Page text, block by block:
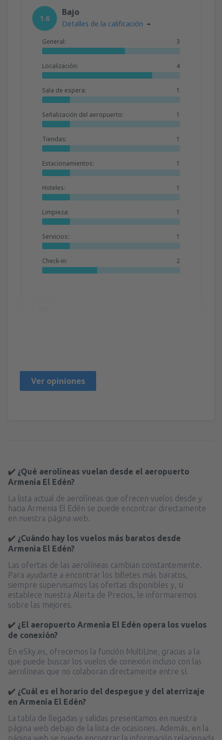
1.6
Bajo
Detalles de la calificación
General: 3
Localización: 4
Sala de espera: 1
Señalización del aeropuerto: 1
Tiendas: 1
Estacionamientos: 1
Hoteles: 1
Limpieza: 1
Servicios: 1
Check-in: 2
Ver opiniones
✔️ ¿Qué aerolíneas vuelan desde el aeropuerto
Armenia El Edén?
La lista actual de aerolíneas que ofrecen vuelos desde y
hacia Armenia El Edén se puede encontrar directamente
en nuestra página web.
✔️ ¿Cuándo hay los vuelos más baratos desde
Armenia El Edén?
Las ofertas de las aerolíneas cambian constantemente.
Para ayudarte a encontrar los billetes más baratos,
siempre supervisamos las ofertas disponibles y, si
establece nuestra Alerta de Precios, le informaremos
sobre las mejores.
✔️ ¿El aeropuerto Armenia El Edén opera los vuelos
de conexión?
En eSky.es, ofrecemos la función MultiLine, gracias a la
que puede buscar los vuelos de conexión incluso con las
aerolíneas que no colaboran directamente entre sí.
✔️ ¿Cuál es el horario del despegue y del aterrizaje
en Armenia El Edén?
La tabla de llegadas y salidas presentamos en nuestra
página web debajo de la lista de ocasiones. Además, en la
página web se puede encontrar la información relacionada